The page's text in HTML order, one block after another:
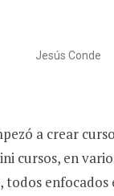
Jesús Conde
a crear
cursos, en
todos enfocados